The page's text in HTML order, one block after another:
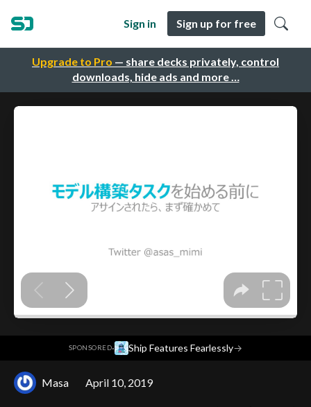
Upgrade to Pro — share decks privately, control
downloads, hide ads and more …
Sign in Sign up for free
SPONSORED· Ship Features Fearlessly→
Masa April 10, 2019